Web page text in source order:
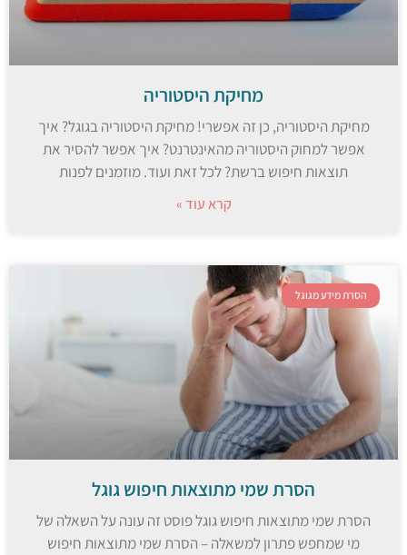
מחיקת היסטוריה
מחיקת היסטוריה, כן זה אפשרי! מחיקת היסטוריה בגוגל? איך
אפשר למחוק היסטוריה מהאינטרנט? איך אפשר להסיר את
תוצאות חיפוש ברשת? לכל זאת ועוד. מוזמנים לפנות
קרא עוד »
הסרת מידע מגוגל
הסרת שמי מתוצאות חיפוש גוגל
הסרת שמי מתוצאות חיפוש גוגל פוסט זה עונה על השאלה של
מי שמחפש פתרון למשאלה – הסרת שמי מתוצאות חיפוש